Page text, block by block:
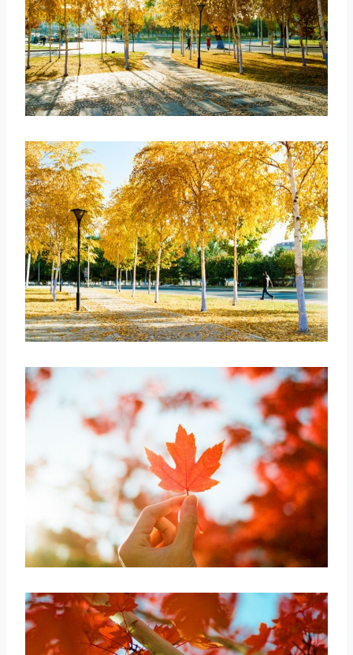
取消 搜索